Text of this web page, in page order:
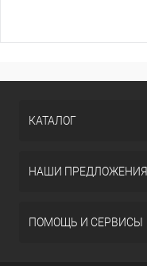
КАТАЛОГ
НАШИ ПРЕДЛОЖЕНИЯ
ПОМОЩЬ И СЕРВИСЫ